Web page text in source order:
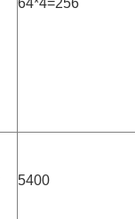
64*4=256
5400